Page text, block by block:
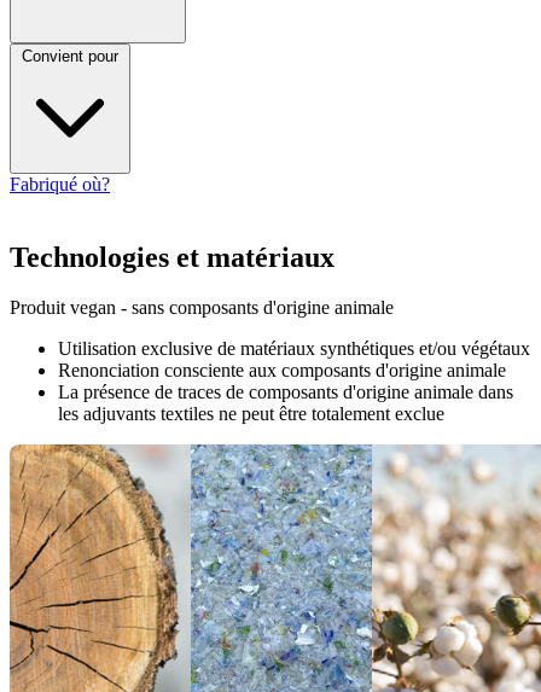
Convient pour
Fabriqué où?
Technologies et matériaux
Produit vegan - sans composants d'origine animale
Utilisation exclusive de matériaux synthétiques et/ou végétaux
Renonciation consciente aux composants d'origine animale
La présence de traces de composants d'origine animale dans
les adjuvants textiles ne peut être totalement exclue